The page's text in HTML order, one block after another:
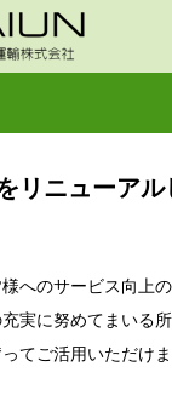
リニューアル
へのサービス向上
実に努めてまいる
てご活用いただけ